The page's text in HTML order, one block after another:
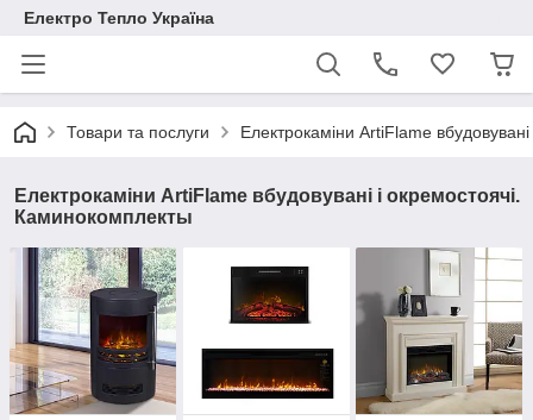
Електро Тепло Україна
Товари та послуги Електрокаміни ArtiFlame
Електрокаміни ArtiFlame вбудовувані і окремостоячі.
Каминокомплекты